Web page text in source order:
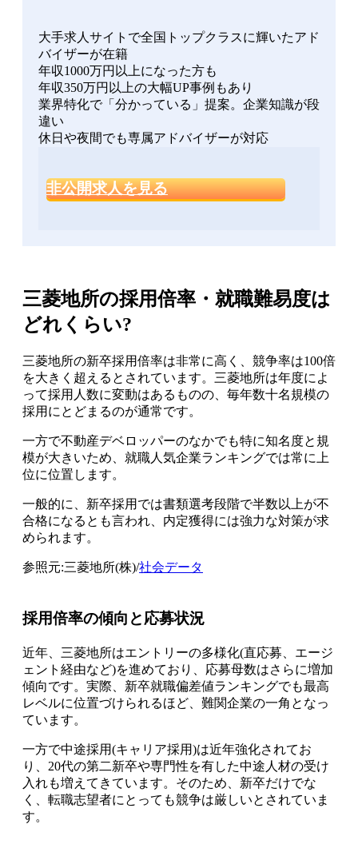
大手求人サイトで全国トップクラスに輝いたアド
バイザーが在籍
年収1000万円以上になった方も
年収350万円以上の大幅UP事例もあり
業界特化で「分かっている」提案。企業知識が段
違い
休日や夜間でも専属アドバイザーが対応
非公開求人を見る
三菱地所の採用倍率・就職難易度は
どれくらい?
三菱地所の新卒採用倍率は非常に高く、競争率は100倍
を大きく超えるとされています。三菱地所は年度によ
って採用人数に変動はあるものの、毎年数十名規模の
採用にとどまるのが通常です。
一方で不動産デベロッパーのなかでも特に知名度と規
模が大きいため、就職人気企業ランキングでは常に上
位に位置します。
一般的に、新卒採用では書類選考段階で半数以上が不
合格になるとも言われ、内定獲得には強力な対策が求
められます。
参照元:三菱地所(株)/社会データ
採用倍率の傾向と応募状況
近年、三菱地所はエントリーの多様化(直応募、エージ
ェント経由など)を進めており、応募母数はさらに増加
傾向です。実際、新卒就職偏差値ランキングでも最高
レベルに位置づけられるほど、難関企業の一角となっ
ています。
一方で中途採用(キャリア採用)は近年強化されてお
り、20代の第二新卒や専門性を有した中途人材の受け
入れも増えてきています。そのため、新卒だけでな
く、転職志望者にとっても競争は厳しいとされていま
す。